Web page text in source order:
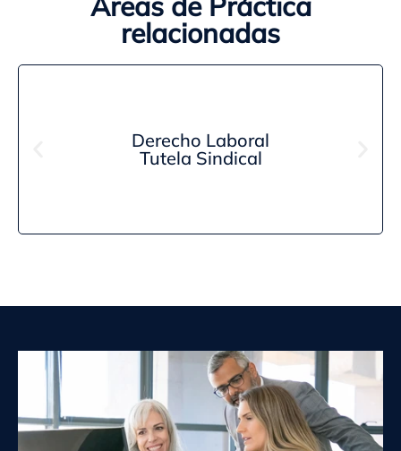
relacionadas
Derecho Laboral
Tutela Sindical